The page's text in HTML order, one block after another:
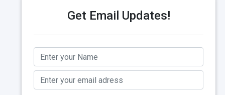
Get Email Updates!